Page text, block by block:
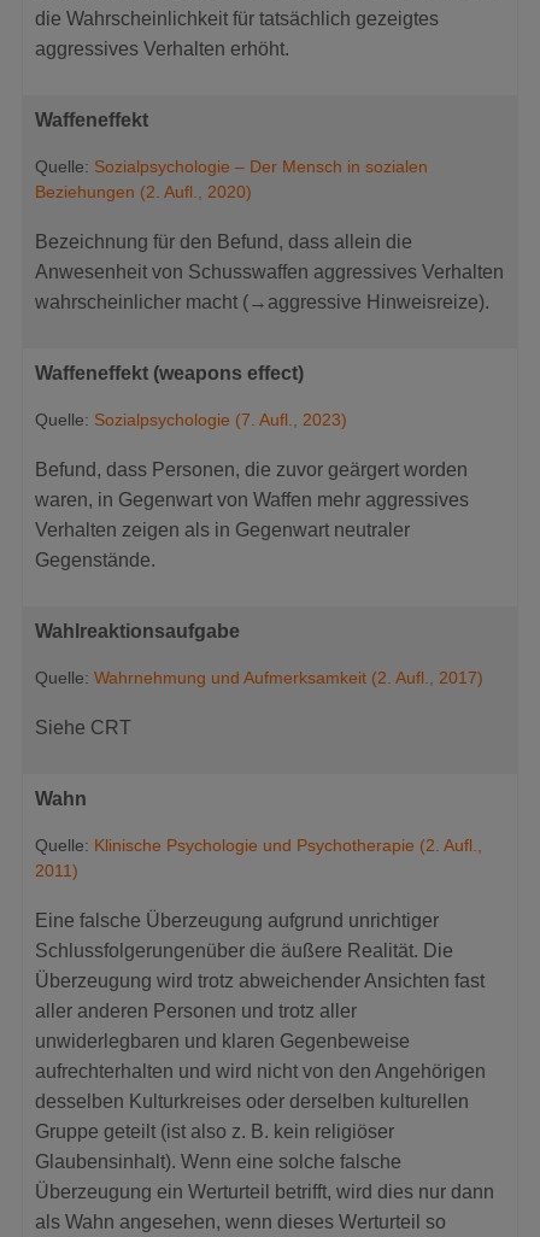
die Wahrscheinlichkeit für tatsächlich gezeigtes
aggressives Verhalten erhöht.
Waffeneffekt
Quelle: Sozialpsychologie – Der Mensch in sozialen
Beziehungen (2. Aufl., 2020)
Bezeichnung für den Befund, dass allein die
Anwesenheit von Schusswaffen aggressives Verhalten
wahrscheinlicher macht (→aggressive Hinweisreize).
Waffeneffekt (weapons effect)
Quelle: Sozialpsychologie (7. Aufl., 2023)
Befund, dass Personen, die zuvor geärgert worden
waren, in Gegenwart von Waffen mehr aggressives
Verhalten zeigen als in Gegenwart neutraler
Gegenstände.
Wahlreaktionsaufgabe
Quelle: Wahrnehmung und Aufmerksamkeit (2. Aufl., 2017)
Siehe CRT
Wahn
Quelle: Klinische Psychologie und Psychotherapie (2. Aufl.,
2011)
Eine falsche Überzeugung aufgrund unrichtiger
Schlussfolgerungenüber die äußere Realität. Die
Überzeugung wird trotz abweichender Ansichten fast
aller anderen Personen und trotz aller
unwiderlegbaren und klaren Gegenbeweise
aufrechterhalten und wird nicht von den Angehörigen
desselben Kulturkreises oder derselben kulturellen
Gruppe geteilt (ist also z. B. kein religiöser
Glaubensinhalt). Wenn eine solche falsche
Überzeugung ein Werturteil betrifft, wird dies nur dann
als Wahn angesehen, wenn dieses Werturteil so